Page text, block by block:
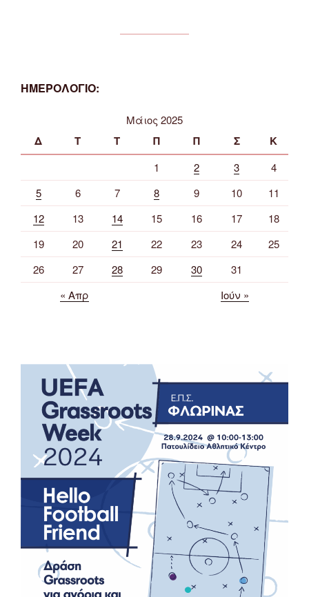
ΗΜΕΡΟΛΟΓΙΟ:
Μάιος 2025
Δ Τ Τ Π Π Σ Κ
1 2 3
4
5
6 7 8 9 10
11
12
13 14 15 16 17
18
19
20 21 22 23 24
25
26
27 28 29 30
31
« Απρ
Ιούν »